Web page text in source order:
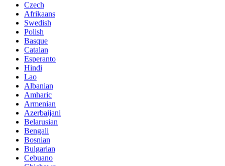
Czech
Afrikaans
Swedish
Polish
Basque
Catalan
Esperanto
Hindi
Lao
Albanian
Amharic
Armenian
Azerbaijani
Belarusian
Bengali
Bosnian
Bulgarian
Cebuano